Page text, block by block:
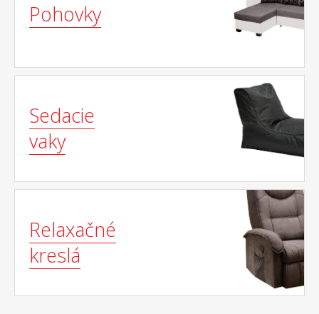
Pohovky
Sedacie
vaky
Relaxačné
kreslá